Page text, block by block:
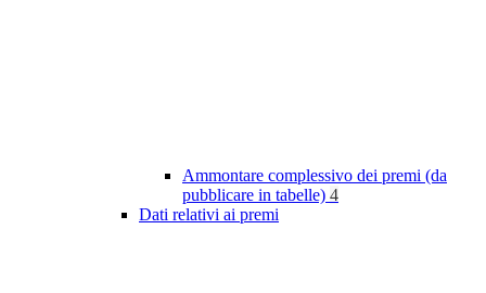
Ammontare complessivo dei premi (da
pubblicare in tabelle) 4
Dati relativi ai premi